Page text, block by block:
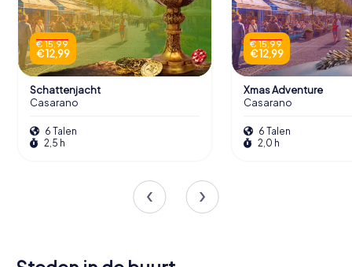
€ 15,99
€ 12,99
Schattenjacht
Casarano
6 Talen
2,5 h
€ 15,99
€ 12,99
Xmas Adventure
Casarano
6 Talen
2,0 h